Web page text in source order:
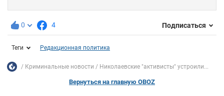
0 4 Подписаться
Теги Редакционная политика
Криминальные новости Николаевские "активисты" устроили...
Вернуться на главную OBOZ